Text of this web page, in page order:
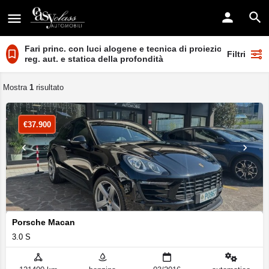
Fari princ. con luci alogene e tecnica di proiezione con
reg. aut. e statica della profondità
Filtri
Mostra 1 risultato
Porsche Macan
3.0 S
€37.900